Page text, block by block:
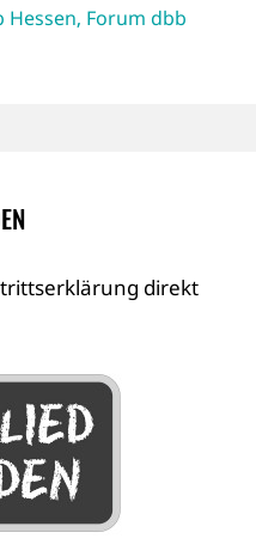
Hessen, Forum dbb
direkt